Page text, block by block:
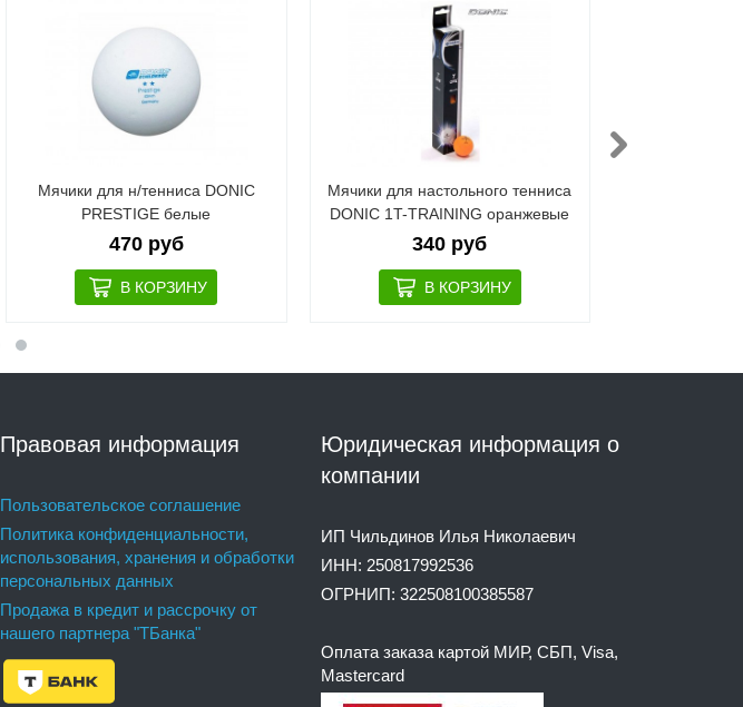
Мячики для н/тенниса DONIC
PRESTIGE белые
470 руб
Мячики для настольного тенниса
DONIC 1T-TRAINING оранжевые
340 руб
Правовая информация
Пользовательское соглашение
Политика конфиденциальности,
использования, хранения и обработки
персональных данных
Продажа в кредит и рассрочку от
нашего партнера "ТБанка"
Юридическая информация о
компании
ИП Чильдинов Илья Николаевич
ИНН: 250817992536
ОГРНИП: 322508100385587
Оплата заказа картой МИР, СБП, Visa,
Mastercard